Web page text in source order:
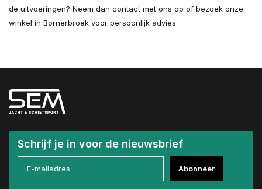
de uitvoeringen? Neem dan contact met ons op of bezoek onze
winkel in Bornerbroek voor persoonlijk advies.
Schrijf je in voor de nieuwsbrief
Abonneer